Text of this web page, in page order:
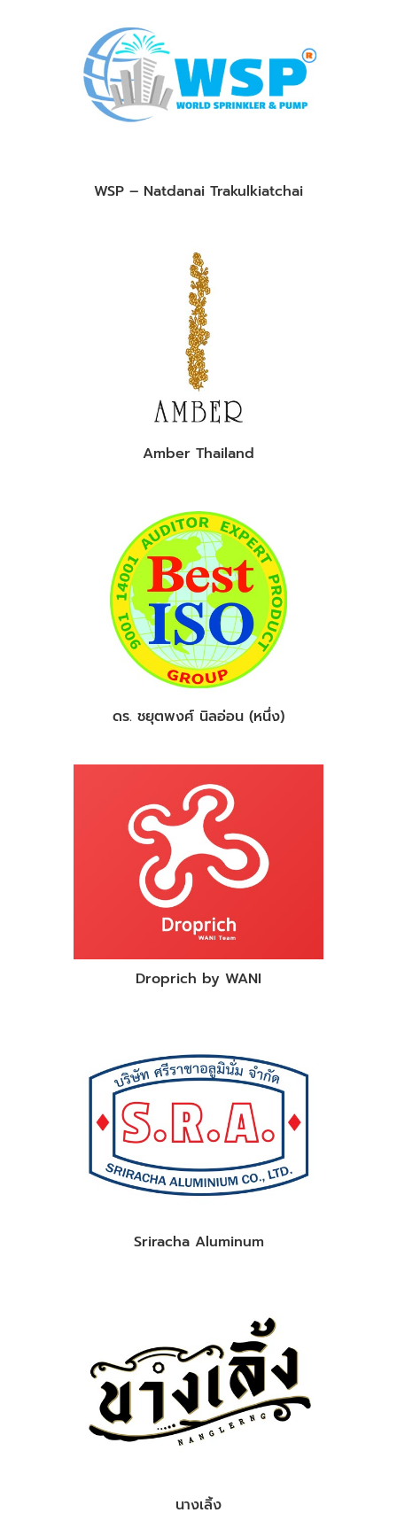
WSP – Natdanai Trakulkiatchai
Amber Thailand
ดร. ชยุตพงศ์ นิลอ่อน (หนึ่ง)
Droprich by WANI
Sriracha Aluminum
นางเลิ้ง